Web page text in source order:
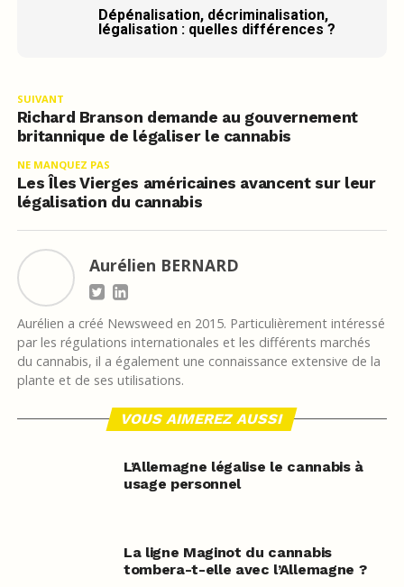
Dépénalisation, décriminalisation,
légalisation : quelles différences ?
SUIVANT
Richard Branson demande au gouvernement
britannique de légaliser le cannabis
NE MANQUEZ PAS
Les Îles Vierges américaines avancent sur leur
légalisation du cannabis
Aurélien BERNARD
Aurélien a créé Newsweed en 2015. Particulièrement intéressé
par les régulations internationales et les différents marchés
du cannabis, il a également une connaissance extensive de la
plante et de ses utilisations.
VOUS AIMEREZ AUSSI
L’Allemagne légalise le cannabis à
usage personnel
La ligne Maginot du cannabis
tombera-t-elle avec l’Allemagne ?